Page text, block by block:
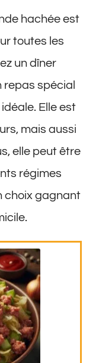
hachée est
toutes les
un dîner
repas spécial
Elle est
mais aussi
elle peut être
régimes
choix gagnant